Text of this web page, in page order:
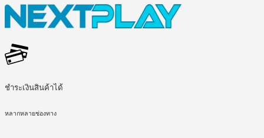
ชำระเงินสินค้าได้
หลากหลายช่องทาง